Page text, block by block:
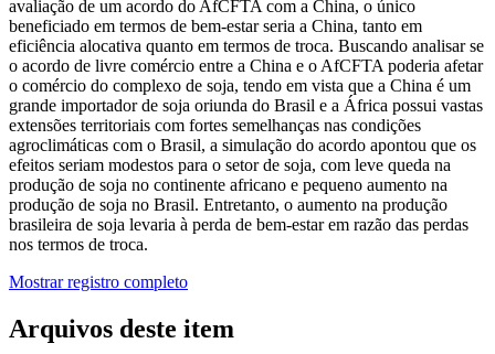
avaliação de um acordo do AfCFTA com a China, o único
beneficiado em termos de bem-estar seria a China, tanto em
eficiência alocativa quanto em termos de troca. Buscando analisar se
o acordo de livre comércio entre a China e o AfCFTA poderia afetar
o comércio do complexo de soja, tendo em vista que a China é um
grande importador de soja oriunda do Brasil e a África possui vastas
extensões territoriais com fortes semelhanças nas condições
agroclimáticas com o Brasil, a simulação do acordo apontou que os
efeitos seriam modestos para o setor de soja, com leve queda na
produção de soja no continente africano e pequeno aumento na
produção de soja no Brasil. Entretanto, o aumento na produção
brasileira de soja levaria à perda de bem-estar em razão das perdas
nos termos de troca.
Mostrar registro completo
Arquivos deste item